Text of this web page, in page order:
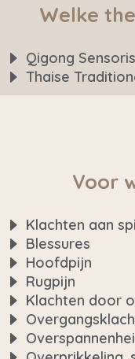
Welke
Qigong
Thaise
Voor
Klachten aan
Blessures
Hoofdpijn
Rugpijn
Klachten door